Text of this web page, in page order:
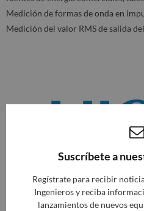
Medición de formas de onda en
Medición del valor RMS de salida
Suscríbete a
Regístrate para recibir
Ingenieros y reciba
lanzamientos de nuevos